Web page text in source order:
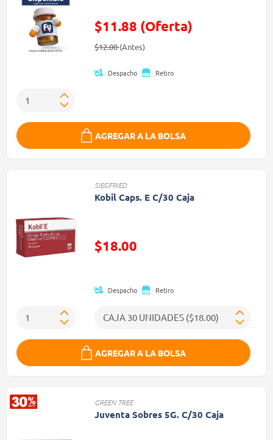
$11.88 (Oferta)
Precio reducido de
$12.00(Antes)(Oferta)
Despacho Retiro
AGREGAR A LA BOLSA
SIEGFRIED
Kobil Caps. E C/30 Caja
Precio reducido de
$18.00
Despacho Retiro
AGREGAR A LA BOLSA
GREEN TREE
Juventa Sobres 5G. C/30 Caja